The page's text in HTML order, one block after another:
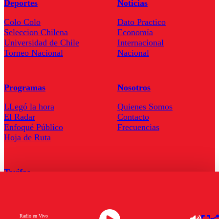
Radio en Vivo
Deportes
Colo Colo
Seleccion Chilena
Universidad de Chile
Torneo Nacional
Noticias
Dato Practico
Economía
Internacional
Nacional
Programas
LLegó la hora
El Radar
Enfoqué Público
Hoja de Ruta
Nosotros
Quienes Somos
Contacto
Frecuencias
Tarifas